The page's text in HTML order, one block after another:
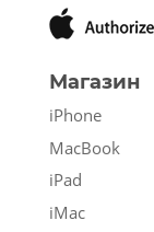
Магазин
iPhone
MacBook
iPad
iMac